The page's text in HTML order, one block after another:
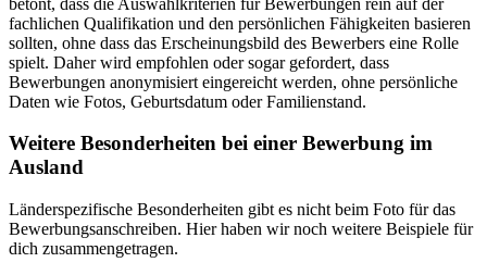
fachlichen Qualifikation und den persönlichen Fähigkeiten basieren
sollten, ohne dass das Erscheinungsbild des Bewerbers eine Rolle
spielt. Daher wird empfohlen oder sogar gefordert, dass
Bewerbungen anonymisiert eingereicht werden, ohne persönliche
Daten wie Fotos, Geburtsdatum oder Familienstand.
Weitere Besonderheiten bei einer Bewerbung im
Ausland
Länderspezifische Besonderheiten gibt es nicht beim Foto für das
Bewerbungsanschreiben. Hier haben wir noch weitere Beispiele für
dich zusammengetragen.